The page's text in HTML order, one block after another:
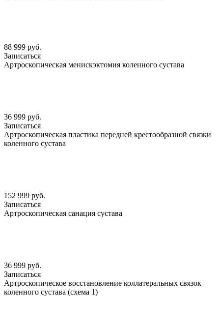
88 999 руб.
Записаться
Артроскопическая менискэктомия коленного сустава
36 999 руб.
Записаться
Артроскопическая пластика передней крестообразной связки
коленного сустава
152 999 руб.
Записаться
Артроскопическая санация сустава
36 999 руб.
Записаться
Артроскопическое восстановление коллатеральных связок
коленного сустава (схема 1)